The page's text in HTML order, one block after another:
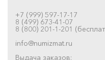
+7 (999) 597-17-17
8 (499) 673-41-07
8 (800) 201-1-201
info@numizmat.ru
Выдача заказов: